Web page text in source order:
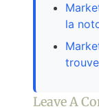
la
Leave A